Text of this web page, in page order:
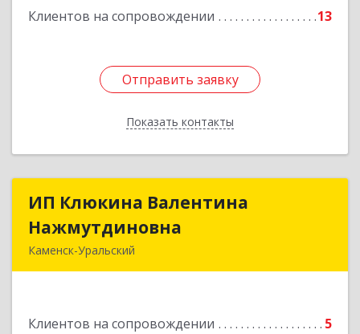
Клиентов на сопровождении 13
Отправить заявку
Показать контакты
Отправить заявку
Назад
ИП Клюкина Валентина
Нажмутдиновна
Каменск-Уральский
Клиентов на сопровождении 5
ИП Клюкина Валентина
Нажмутдиновна
Подробнее